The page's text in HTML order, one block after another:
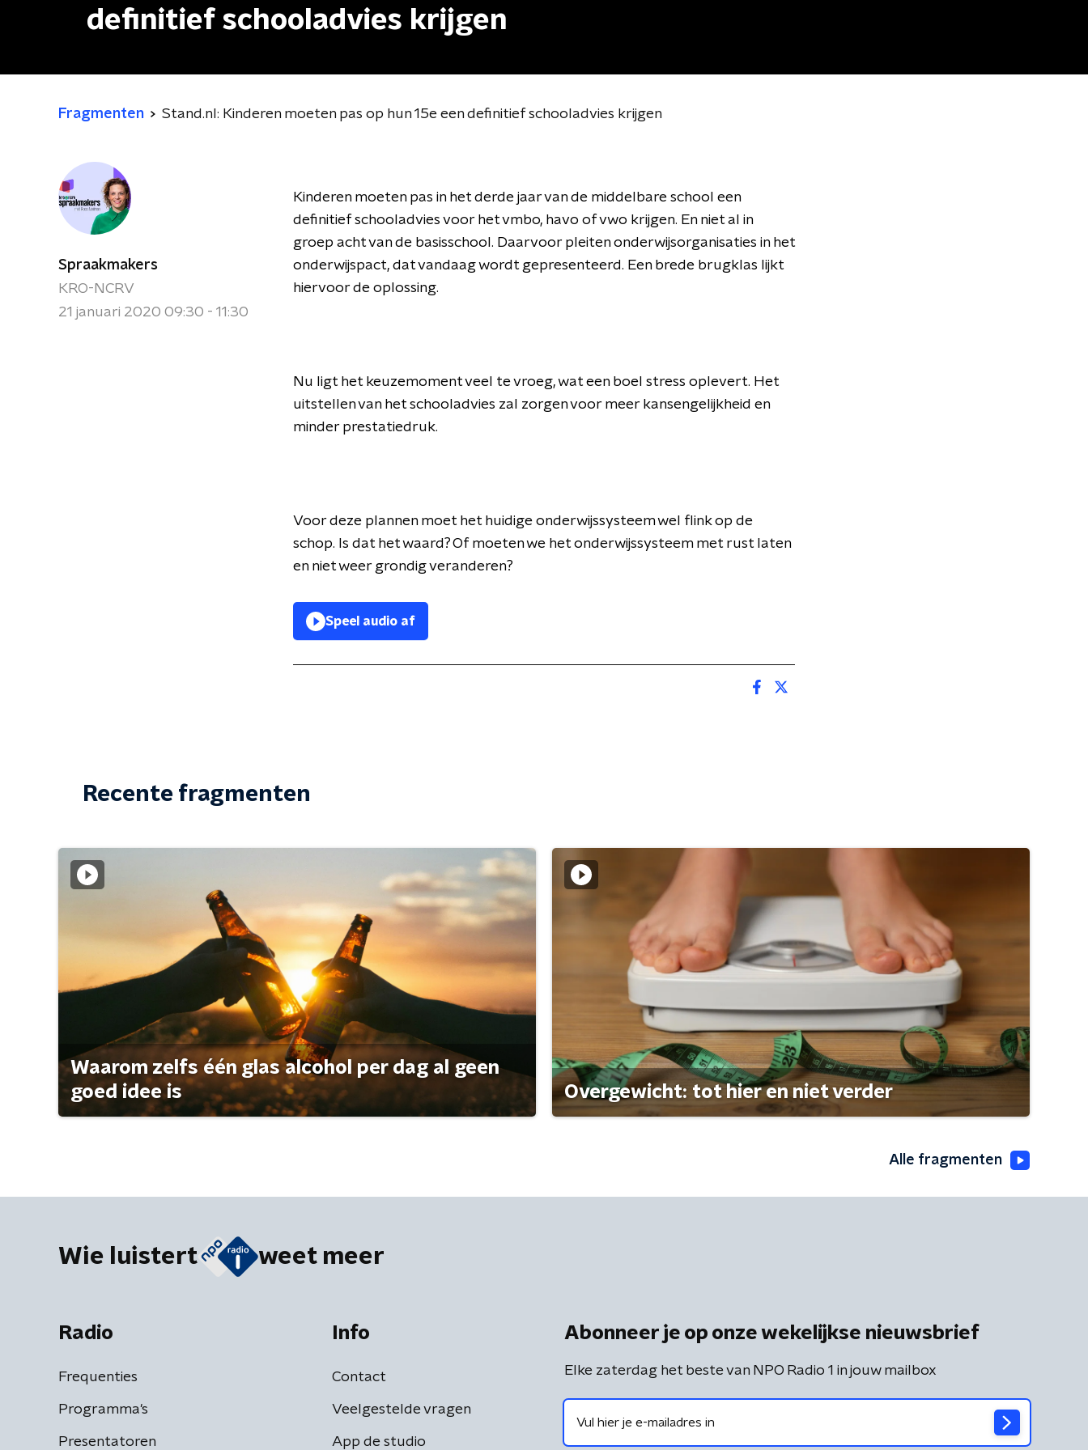
definitief schooladvies krijgen
Fragmenten Stand.nl: Kinderen moeten pas op hun 15e een definitief schooladvies krijgen
Spraakmakers
KRO-NCRV
21 januari 2020 09:30 - 11:30
Kinderen moeten pas in het derde jaar van de middelbare school een
definitief schooladvies voor het vmbo, havo of vwo krijgen. En niet al in
groep acht van de basisschool. Daarvoor pleiten onderwijsorganisaties in het
onderwijspact, dat vandaag wordt gepresenteerd. Een brede brugklas lijkt
hiervoor de oplossing.
Nu ligt het keuzemoment veel te vroeg, wat een boel stress oplevert. Het
uitstellen van het schooladvies zal zorgenvoor meer kansengelijkheid en
minder prestatiedruk.
Voor deze plannen moet het huidige onderwijssysteem wel flink op de
schop. Is dat het waard? Of moeten we het onderwijssysteem met rust laten
en niet weer grondig veranderen?
Speel audio af
Recente fragmenten
Waarom zelfs één glas alcohol per dag al geen
goed idee is
Overgewicht: tot hier en niet verder
Alle fragmenten
Wie luistert weet meer
Radio
Frequenties
Programma's
Presentatoren
Info
Contact
Veelgestelde vragen
App de studio
Abonneer je op onze wekelijkse nieuwsbrief
Elke zaterdag het beste van NPO Radio 1 in jouw mailbox